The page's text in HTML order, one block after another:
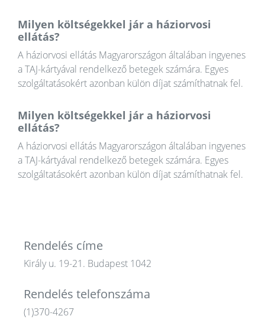
Milyen költségekkel jár a háziorvosi
ellátás?
A háziorvosi ellátás Magyarországon általában ingyenes
a TAJ-kártyával rendelkező betegek számára. Egyes
szolgáltatásokért azonban külön díjat számíthatnak fel.
Milyen költségekkel jár a háziorvosi
ellátás?
A háziorvosi ellátás Magyarországon általában ingyenes
a TAJ-kártyával rendelkező betegek számára. Egyes
szolgáltatásokért azonban külön díjat számíthatnak fel.
Rendelés címe
Király u. 19-21. Budapest 1042
Rendelés telefonszáma
(1)370-4267